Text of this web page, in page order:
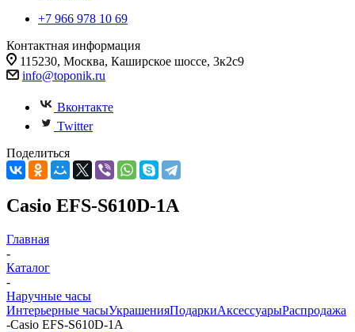
+7 966 978 10 69
Контактная информация
115230, Москва, Каширское шоссе, 3к2с9
info@toponik.ru
Вконтакте
Twitter
Поделиться
Casio EFS-S610D-1A
Главная
-
Каталог
-
Наручные часы
Интерьерные часыУкрашенияПодаркиАксессуарыРаспродажа
-Casio EFS-S610D-1A